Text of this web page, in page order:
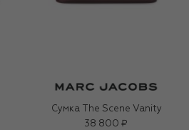
Сумка The Scene Vanity
38 800 ₽